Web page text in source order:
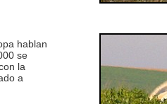
hablan
se
la
a